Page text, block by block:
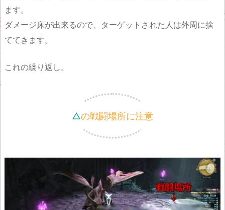
ます。
ダメージ床が出来るので、ターゲットされた人は外周に捨
ててきます。
これの繰り返し。
△の戦闘場所に注意